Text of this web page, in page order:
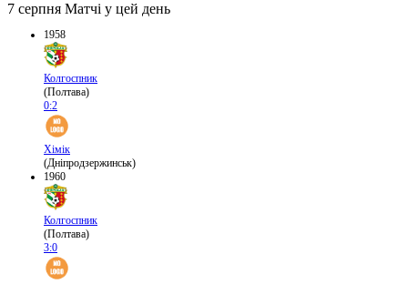
7 серпня Матчі у цей день
1958
Колгоспник
(Полтава)
0:2
Хімік
(Дніпродзержинськ)
1960
Колгоспник
(Полтава)
3:0